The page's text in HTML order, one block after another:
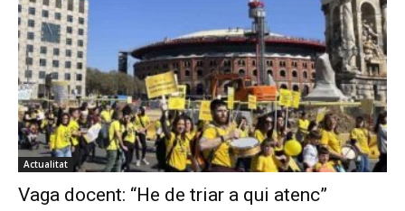
Actualitat
Vaga docent: “He de triar a qui atenc”